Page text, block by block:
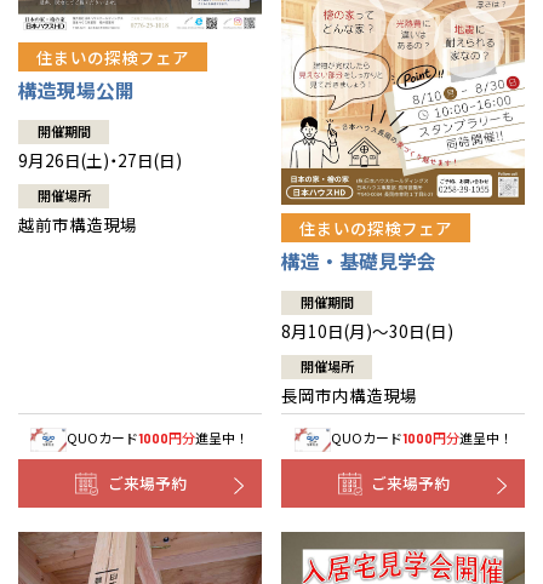
住まいの探検フェア
構造現場公開
開催期間
9月26日(土)・27日(日)
開催場所
越前市構造現場
QUOカード1000円分進呈中！
ご来場予約
住まいの探検フェア
構造・基礎見学会
開催期間
8月10日(月)～30日(日)
開催場所
長岡市内構造現場
QUOカード1000円分進呈中！
ご来場予約